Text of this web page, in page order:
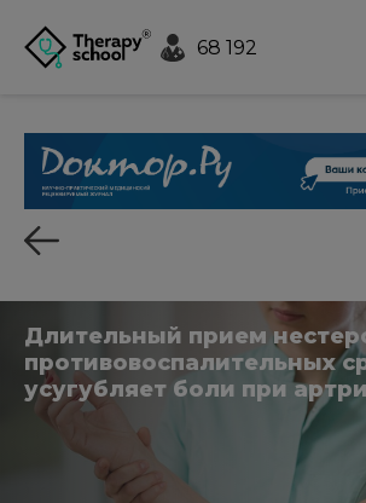
68 192
Длительный прием
противовоспалительных
усугубляет боли при